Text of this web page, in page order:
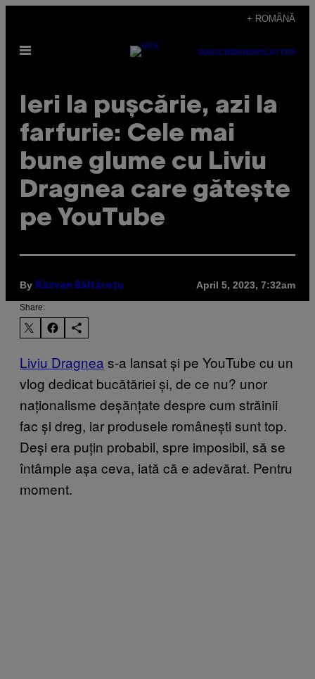
content
+ ROMÂNĂ
Open
SUBSCRIBENEWSLETTER
Ieri la pușcărie, azi la
farfurie: Cele mai
bune glume cu Liviu
Dragnea care gătește
pe YouTube
By Răzvan Băltărețu April 5, 2023, 7:32am
Share:
Liviu Dragnea s-a lansat și pe YouTube cu un
vlog dedicat bucătăriei și, de ce nu? unor
naționalisme deșănțate despre cum străinii
fac și dreg, iar produsele românești sunt top.
Deși era puțin probabil, spre imposibil, să se
întâmple așa ceva, iată că e adevărat. Pentru
moment.